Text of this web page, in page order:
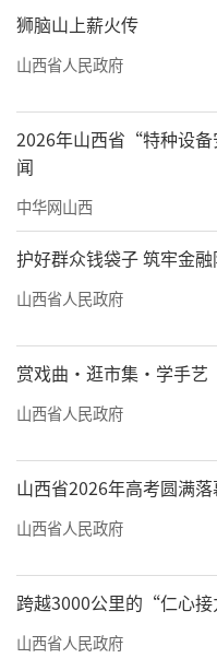
加强胸痛、卒中
理，建设院前院内一
平。每个县至少一所
胸痛中心认证，建
创伤中心。
来源：太原日报
狮脑山上薪火传
山西省人民政府
2026年山西省“特种设
闻
中华网山西
护好群众钱袋子 筑牢金
山西省人民政府
赏戏曲·逛市集·学手艺
山西省人民政府
山西省2026年高考圆满
山西省人民政府
跨越3000公里的“仁心接
山西省人民政府